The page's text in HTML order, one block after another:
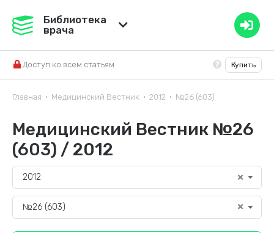
Медвестник
Справочник ЛС
Библиотека
врача
Доступ ко всем статьям Купить
Главная • Медицинский Вестник • 2012 • №26 (603)
Медицинский Вестник №26
(603) / 2012
2012
№26 (603)